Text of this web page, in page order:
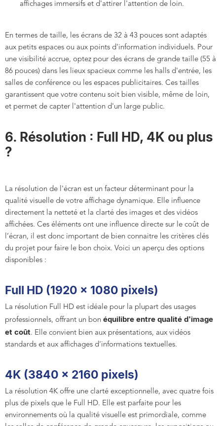
affichages immersifs et d'attirer l'attention de loin.
En termes de taille, les écrans de 32 à 43 pouces sont adaptés
aux petits espaces ou aux points d'information individuels. Pour
une visibilité accrue, optez pour des écrans de grande taille (55 à
86 pouces) dans les lieux spacieux comme les halls d'entrée, les
salles de conférence ou les espaces publicitaires. Ces tailles
garantissent que votre contenu soit bien visible, même de loin,
et permet de capter l'attention d'un large public.
6. Résolution : Full HD, 4K ou plus
?
La résolution de l'écran est un facteur déterminant pour la
qualité visuelle de votre affichage dynamique. Elle influence
directement la netteté et la clarté des images et des vidéos
affichées. Ces éléments ont une influence directe sur le coût de
l’écran, il est donc important de bien connaitre les critères clés
du projet pour faire le bon choix. Voici un aperçu des options
disponibles :
Full HD (1920 x 1080 pixels)
La résolution Full HD est idéale pour la plupart des usages
professionnels, offrant un bon équilibre entre qualité d'image
et coût. Elle convient bien aux présentations, aux vidéos
standards et aux affichages d'informations textuelles.
4K (3840 x 2160 pixels)
La résolution 4K offre une clarté exceptionnelle, avec quatre fois
plus de pixels que le Full HD. Elle est parfaite pour les
environnements où la qualité visuelle est primordiale, comme